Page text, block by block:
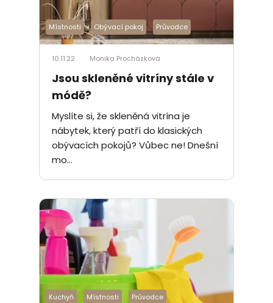
Místnosti Obývací pokoj Průvodce
10.11.22 Monika Procházková
Jsou skleněné vitríny stále v
módě?
Myslíte si, že skleněná vitrína je
nábytek, který patří do klasických
obývacích pokojů? Vůbec ne! Dnešní
mo...
Kuchyň Místnosti Průvodce